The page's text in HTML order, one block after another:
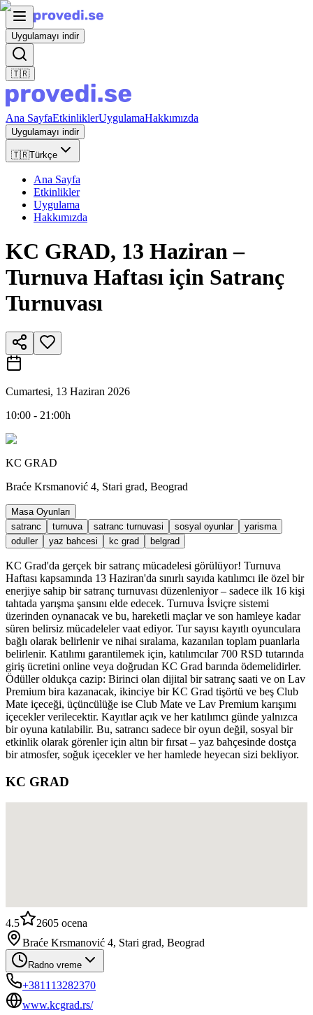
Uygulamayı indir
🇹🇷
Ana SayfaEtkinliklerUygulamaHakkımızda
Uygulamayı indir
🇹🇷Türkçe
Ana Sayfa
Etkinlikler
Uygulama
Hakkımızda
KC GRAD, 13 Haziran –
Turnuva Haftası için Satranç
Turnuvası
Cumartesi, 13 Haziran 2026
10:00 - 21:00h
KC GRAD
Braće Krsmanović 4, Stari grad, Beograd
Masa Oyunları
satranc
turnuva satranc turnuvasi sosyal oyunlar
yarisma
oduller
yaz bahcesi kc grad belgrad
KC Grad'da gerçek bir satranç mücadelesi görülüyor! Turnuva
Haftası kapsamında 13 Haziran'da sınırlı sayıda katılımcı ile özel bir
enerjiye sahip bir satranç turnuvası düzenleniyor – sadece ilk 16 kişi
tahtada yarışma şansını elde edecek. Turnuva İsviçre sistemi
üzerinden oynanacak ve bu, hareketli maçlar ve son hamleye kadar
süren belirsiz mücadeleler vaat ediyor. Tur sayısı kayıtlı oyunculara
bağlı olarak belirlenir ve nihai sıralama, kazanılan toplam puanlarla
belirlenir. Katılımı garantilemek için, katılımcılar 700 RSD tutarında
giriş ücretini online veya doğrudan KC Grad barında ödemelidirler.
Ödüller oldukça cazip: Birinci olan dijital bir satranç saati ve on Lav
Premium bira kazanacak, ikinciye bir KC Grad tişörtü ve beş Club
Mate içeceği, üçüncülüğe ise Club Mate ve Lav Premium karışımı
içecekler verilecektir. Kayıtlar açık ve her katılımcı günde yalnızca
bir oyuna katılabilir. Bu, satrancı sadece bir oyun değil, sosyal bir
etkinlik olarak görenler için altın bir fırsat – yaz bahçesinde dostça
bir atmosfer, soğuk içecekler ve her hamlede heyecan sizi bekliyor.
KC GRAD
4.5 2605 ocena
Braće Krsmanović 4, Stari grad, Beograd
Radno vreme
+381113282370
www.kcgrad.rs/